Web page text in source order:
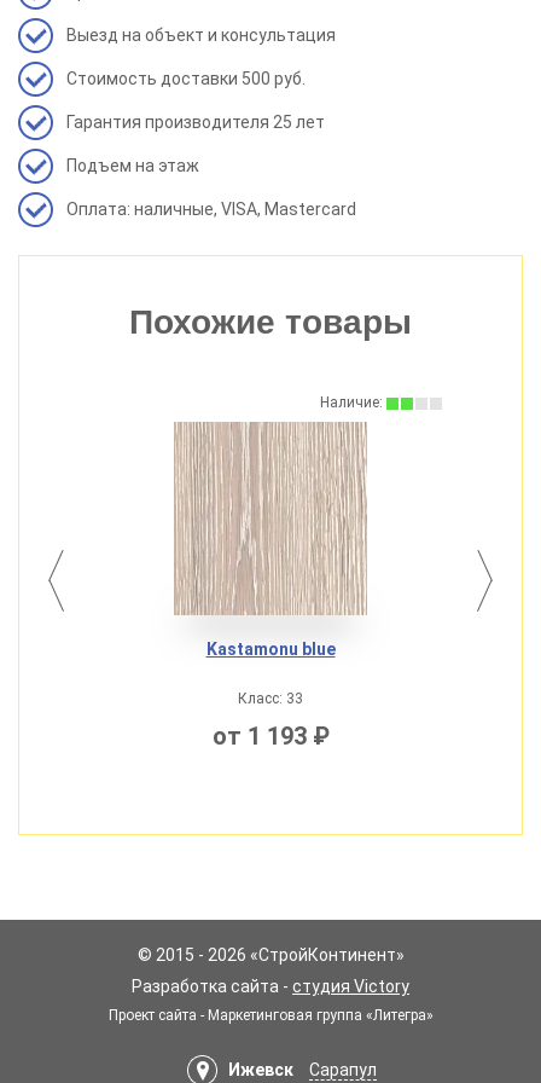
Выезд на объект и консультация
Стоимость доставки 500 руб.
Гарантия производителя 25 лет
Подъем на этаж
Оплата: наличные, VISA, Mastercard
Похожие товары
Наличие:
Kastamonu bluе
Класс: 33
от 1 193 ₽
© 2015 - 2026 «СтройКонтинент»
Разработка сайта - студия Victory
Проект сайта - Маркетинговая группа «Литегра»
Ижевск Сарапул